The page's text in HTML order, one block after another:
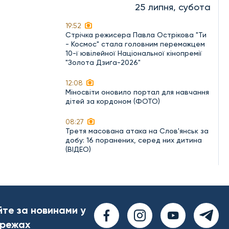
25 липня, субота
19:52
Стрічка режисера Павла Острікова "Ти
- Космос" стала головним переможцем
10-ї ювілейної Національної кінопремії
"Золота Дзиґа-2026"
12:08
Міносвіти оновило портал для навчання
дітей за кордоном (ФОТО)
08:27
Третя масована атака на Слов'янськ за
добу: 16 поранених, серед них дитина
(ВІДЕО)
за новинами у